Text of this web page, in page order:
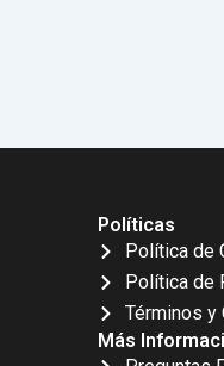
Políticas
Política de
Política de
Términos y
Más